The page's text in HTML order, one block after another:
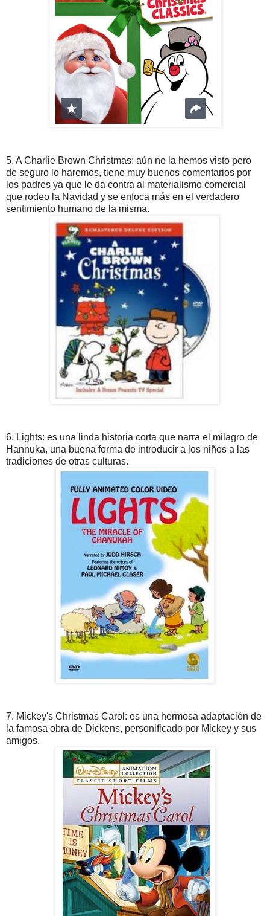
5. A Charlie Brown Christmas: aún no la hemos visto pero
de seguro lo haremos, tiene muy buenos comentarios por
los padres ya que le da contra al materialismo comercial
que rodeo la Navidad y se enfoca más en el verdadero
sentimiento humano de la misma.
6. Lights: es una linda historia corta que narra el milagro de
Hannuka, una buena forma de introducir a los niños a las
tradiciones de otras culturas.
7. Mickey's Christmas Carol: es una hermosa adaptación de
la famosa obra de Dickens, personificado por Mickey y sus
amigos.